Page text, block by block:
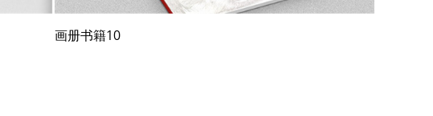
画册书籍10